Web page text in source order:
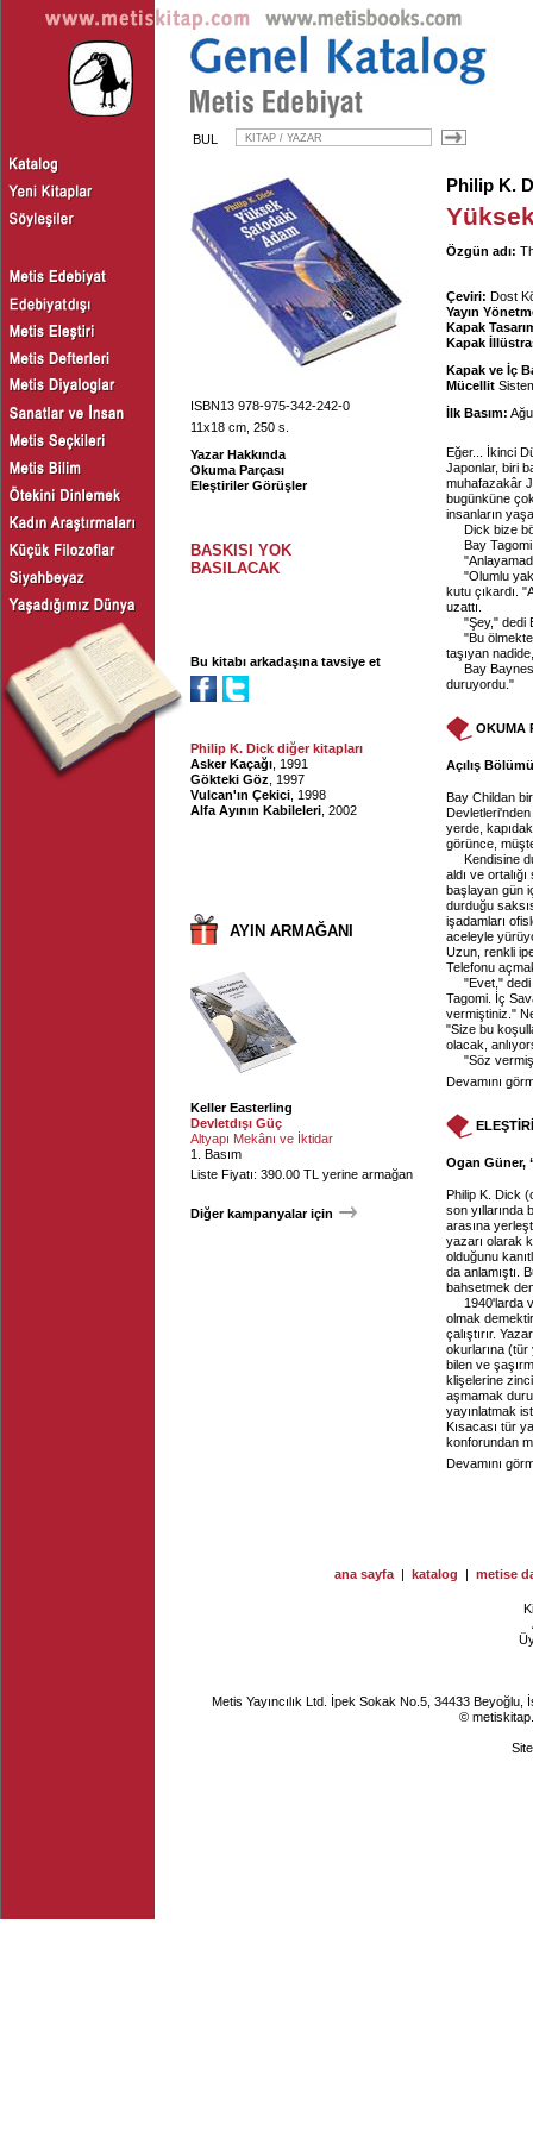
BUL
ISBN13 978-975-342-242-0
11x18 cm, 250 s.
Yazar Hakkında
Okuma Parçası
Eleştiriler Görüşler
BASKISI YOK
BASILACAK
Bu kitabı arkadaşına tavsiye et
Philip K. Dick diğer kitapları
Asker Kaçağı , 1991
Gökteki Göz , 1997
Vulcan'ın Çekici , 1998
Alfa Ayının Kabileleri , 2002
AYIN ARMAĞANI
Keller Easterling
Devletdışı Güç
Altyapı Mekânı ve İktidar
1. Basım
Liste Fiyatı: 390.00 TL yerine armağan
Diğer kampanyalar için
Philip K.
Özgün adı:
Çeviri: Dost
Yayın
Kapak
Kapak
Kapak ve İç
Mücellit
İlk Basım:
Eğer... İkinci
Japonlar, biri
muhafazakâr
bugünküne
insanların
Dick bize
Bay
"Olumlu
kutu çıkardı.
uzattı.
"Şey," dedi
"Bu
taşıyan
Bay
duruyordu."
OKUMA
Açılış
Bay Childan
yerde,
görünce,
Kendisine
aldı ve
başlayan gün
durduğu
işadamları
aceleyle
Uzun, renkli
Telefonu
"Evet," dedi
Tagomi. İç
vermiştiniz."
"Size bu
olacak,
"Söz
Devamını
Ogan Güner,
Philip K. Dick
son yıllarında
arasına
yazarı olarak
olduğunu
da anlamıştı.
bahsetmek
1940'larda
olmak
çalıştırır.
okurlarına (tür
bilen ve
klişelerine
aşmamak
yayınlatmak
Kısacası tür
konforundan
Devamını
ana sayfa | katalog | metise
Metis Yayıncılık Ltd. İpek Sokak No.5, 34433
©